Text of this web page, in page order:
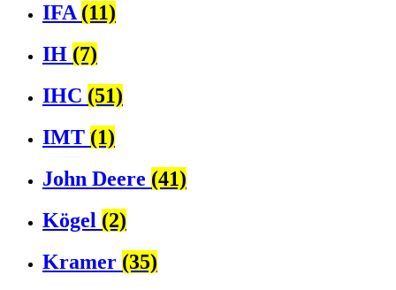
IFA (11)
IH (7)
IHC (51)
IMT (1)
John Deere (41)
Kögel (2)
Kramer (35)